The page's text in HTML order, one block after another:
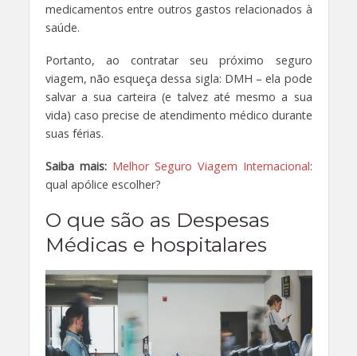
medicamentos entre outros gastos relacionados à
saúde.
Portanto, ao contratar seu próximo seguro
viagem, não esqueça dessa sigla: DMH – ela pode
salvar a sua carteira (e talvez até mesmo a sua
vida) caso precise de atendimento médico durante
suas férias.
Saiba mais: Melhor Seguro Viagem Internacional:
qual apólice escolher?
O que são as Despesas
Médicas e hospitalares